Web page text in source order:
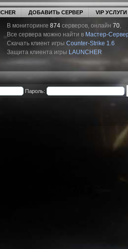
ДОБАВИТЬ СЕРВЕР VIP УСЛУГИ
В мониторинге 874 серверов, онлайн 70,
Все сервера можно найти в Мастер-
Скачать клиент игры Counter-Strike 1.6
Защита клиента игры LAUNCHER
Пароль: